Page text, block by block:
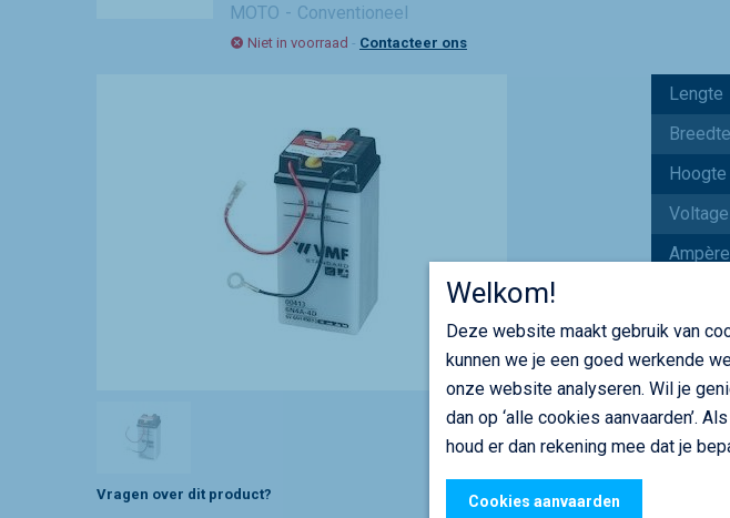
MOTO
Conventioneel
Niet in voorraad - Contacteer ons
Vragen over dit product?
Lengte
Breedte
Hoogte
Voltage
Stand
Welkom!
Deze website maakt gebruik van
kunnen we je een goed werkende
onze website analyseren. Wil je
dan op ‘alle cookies aanvaarden’.
houd er dan rekening mee dat je
Cookies aanvaarden